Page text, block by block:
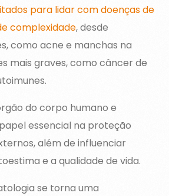
para lidar com doenças de
complexidade, desde
como acne e manchas na
mais graves, como câncer de
do corpo humano e
essencial na proteção
além de influenciar
e a qualidade de vida.
se torna uma